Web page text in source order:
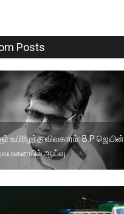
Posts
உயிரிழந்த விவகாரம்: B.P ஜெயின்
ஆய்வு